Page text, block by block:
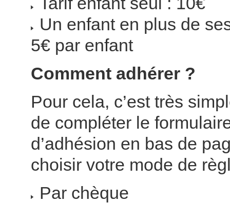
Un enfant en plus de
5€ par enfant
Comment adhérer ?
Pour cela, c’est très
de compléter le
d’adhésion en bas de
choisir votre mode de
Par chèque